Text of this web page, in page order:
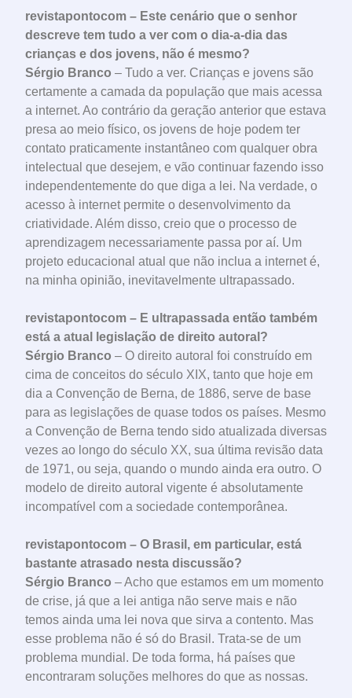
revistapontocom – Este cenário que o senhor
descreve tem tudo a ver com o dia-a-dia das
crianças e dos jovens, não é mesmo?
Sérgio Branco – Tudo a ver. Crianças e jovens são
certamente a camada da população que mais acessa
a internet. Ao contrário da geração anterior que estava
presa ao meio físico, os jovens de hoje podem ter
contato praticamente instantâneo com qualquer obra
intelectual que desejem, e vão continuar fazendo isso
independentemente do que diga a lei. Na verdade, o
acesso à internet permite o desenvolvimento da
criatividade. Além disso, creio que o processo de
aprendizagem necessariamente passa por aí. Um
projeto educacional atual que não inclua a internet é,
na minha opinião, inevitavelmente ultrapassado.
revistapontocom – E ultrapassada então também
está a atual legislação de direito autoral?
Sérgio Branco – O direito autoral foi construído em
cima de conceitos do século XIX, tanto que hoje em
dia a Convenção de Berna, de 1886, serve de base
para as legislações de quase todos os países. Mesmo
a Convenção de Berna tendo sido atualizada diversas
vezes ao longo do século XX, sua última revisão data
de 1971, ou seja, quando o mundo ainda era outro. O
modelo de direito autoral vigente é absolutamente
incompatível com a sociedade contemporânea.
revistapontocom – O Brasil, em particular, está
bastante atrasado nesta discussão?
Sérgio Branco – Acho que estamos em um momento
de crise, já que a lei antiga não serve mais e não
temos ainda uma lei nova que sirva a contento. Mas
esse problema não é só do Brasil. Trata-se de um
problema mundial. De toda forma, há países que
encontraram soluções melhores do que as nossas.